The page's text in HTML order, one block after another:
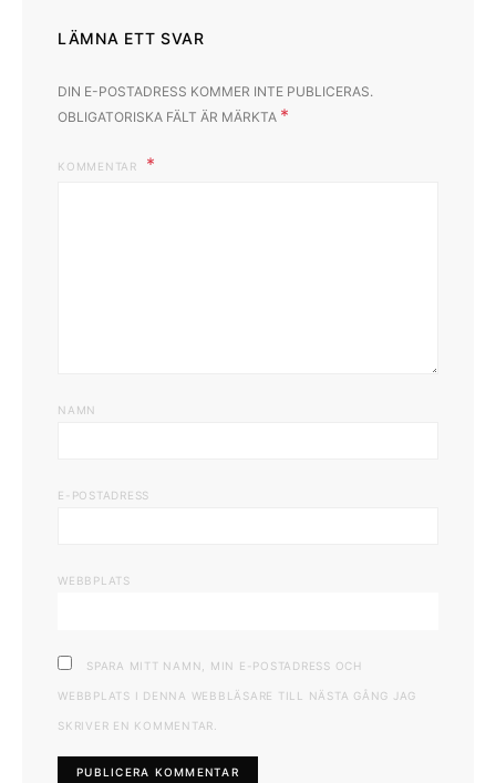
LÄMNA ETT SVAR
DIN E-POSTADRESS KOMMER INTE PUBLICERAS.
OBLIGATORISKA FÄLT ÄR MÄRKTA *
KOMMENTAR
NAMN
E-POSTADRESS
WEBBPLATS
SPARA MITT NAMN, MIN E-POSTADRESS OCH
WEBBPLATS I DENNA WEBBLÄSARE TILL NÄSTA GÅNG JAG
SKRIVER EN KOMMENTAR.